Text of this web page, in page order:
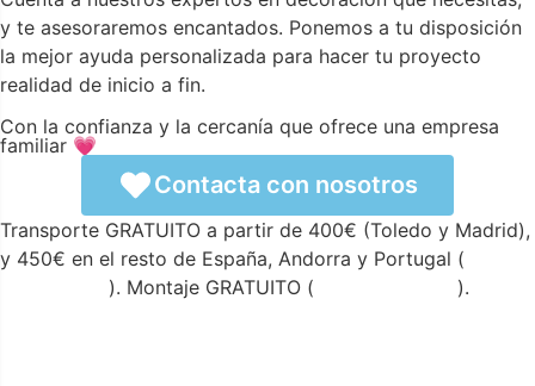
y te asesoraremos encantados. Ponemos a tu disposición
la mejor ayuda personalizada para hacer tu proyecto
realidad de inicio a fin.
Con la confianza y la cercanía que ofrece una empresa
familiar 💗
Contacta con nosotros
Transporte GRATUITO a partir de 400€ (Toledo y Madrid),
y 450€ en el resto de España, Andorra y Portugal (
). Montaje GRATUITO ( ).